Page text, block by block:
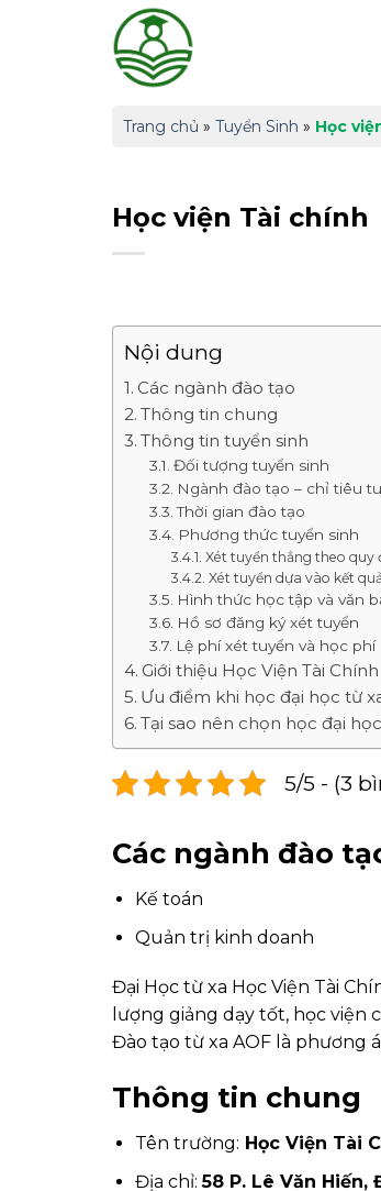
Trang chủ » Tuyển Sinh » Học
Học viện Tài chính
Nội dung
Các ngành đào tạo
Thông tin chung
Thông tin tuyển sinh
Đối tượng tuyển sinh
Ngành đào tạo – chỉ tiêu
Thời gian đào tạo
Phương thức tuyển sinh
Xét tuyển thẳng theo quy
Xét tuyển dựa vào kết
Hình thức học tập và văn
Hồ sơ đăng ký xét tuyển
Lệ phí xét tuyển và học phí
Giới thiệu Học Viện Tài Chính
Ưu điểm khi học đại học từ
Tại sao nên chọn học đại
5/5 - (3
Các ngành đào
Kế toán
Quản trị kinh doanh
Đại Học từ xa Học Viện Tài
lượng giảng dạy tốt, học viện
Đào tạo từ xa AOF là phương
Thông tin chung
Tên trường: Học Viện Tài
Địa chỉ:58 P. Lê Văn Hiến,